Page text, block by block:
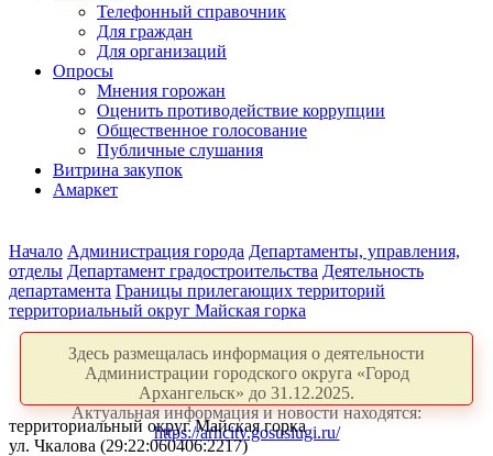
Телефонный справочник
Для граждан
Для организаций
Опросы
Мнения горожан
Оценить противодействие коррупции
Общественное голосование
Публичные слушания
Витрина закупок
Амаркет
Начало Администрация города Департаменты, управления,
отделы Департамент градостроительства Деятельность
департамента Границы прилегающих территорий
территориальный округ Майская горка
Здесь размещалась информация о деятельности
Администрации городского округа «Город
Архангельск» до 31.12.2025.
Актуальная информация и новости находятся:
https://arhcity.gosuslugi.ru/
территориальный округ Майская горка
ул. Чкалова (29:22:060406:2217)